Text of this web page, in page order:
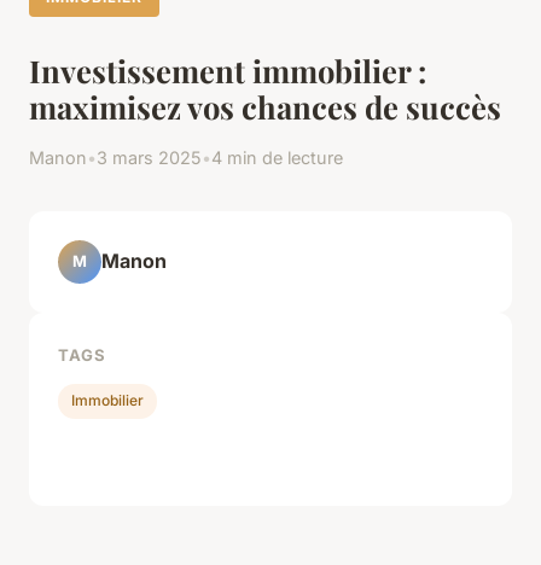
Investissement immobilier :
maximisez vos chances de succès
Manon•3 mars 2025•4 min de lecture
M Manon
TAGS
Immobilier